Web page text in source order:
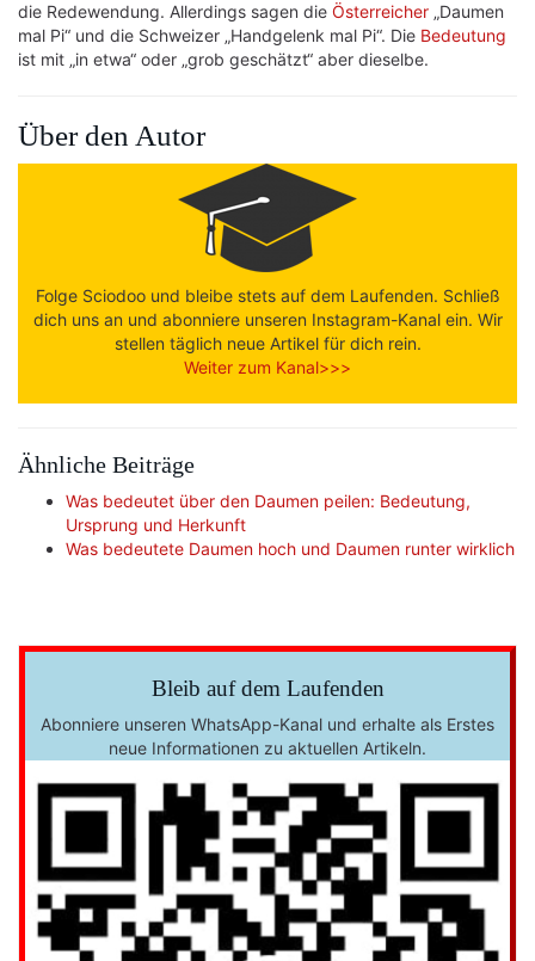
die Redewendung. Allerdings sagen die Österreicher „Daumen
mal Pi“ und die Schweizer „Handgelenk mal Pi“. Die Bedeutung
ist mit „in etwa“ oder „grob geschätzt“ aber dieselbe.
Über den Autor
Folge Sciodoo und bleibe stets auf dem Laufenden. Schließ
dich uns an und abonniere unseren Instagram-Kanal ein. Wir
stellen täglich neue Artikel für dich rein.
Weiter zum Kanal>>>
Ähnliche Beiträge
Was bedeutet über den Daumen peilen: Bedeutung,
Ursprung und Herkunft
Was bedeutete Daumen hoch und Daumen runter wirklich
Bleib auf dem Laufenden
Abonniere unseren WhatsApp-Kanal und erhalte als Erstes
neue Informationen zu aktuellen Artikeln.